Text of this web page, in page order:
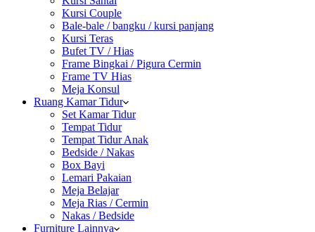
Kursi Couple
Bale-bale / bangku / kursi panjang
Kursi Teras
Bufet TV / Hias
Frame Bingkai / Pigura Cermin
Frame TV Hias
Meja Konsul
Ruang Kamar Tidur
Set Kamar Tidur
Tempat Tidur
Tempat Tidur Anak
Bedside / Nakas
Box Bayi
Lemari Pakaian
Meja Belajar
Meja Rias / Cermin
Nakas / Bedside
Furniture Lainnya